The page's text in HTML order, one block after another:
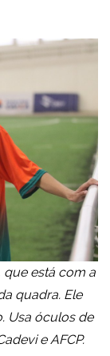
que está com a
quadra. Ele
Usa óculos de
e AFCP.